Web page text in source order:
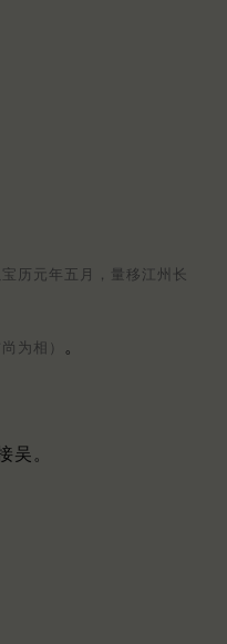
宝历元年五月，量移江州长
尚为相） 。
吴。